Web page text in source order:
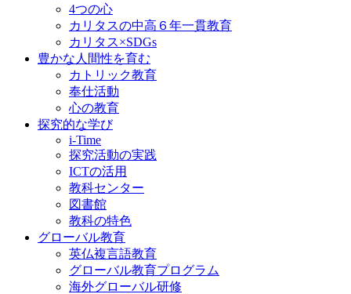
4つの心
カリタスの中高６年一貫教育
カリタス×SDGs
豊かな人間性を育む
カトリック教育
奉仕活動
心の教育
探究的な学び
i-Time
探究活動の実践
ICTの活用
教科センター
図書館
教科の特色
グローバル教育
英仏複言語教育
グローバル教育プログラム
海外グローバル研修